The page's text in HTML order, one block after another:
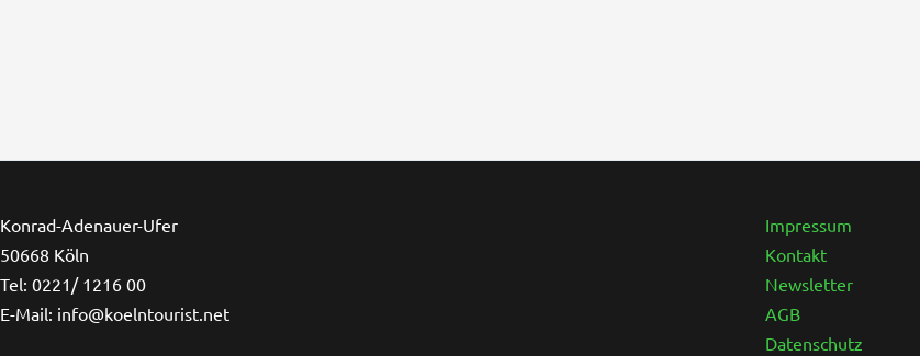
Konrad-Adenauer-Ufer
50668 Köln
Tel: 0221/ 1216 00
E-Mail: info@koelntourist.net
Impressum
Kontakt
Newsletter
AGB
Datenschutz